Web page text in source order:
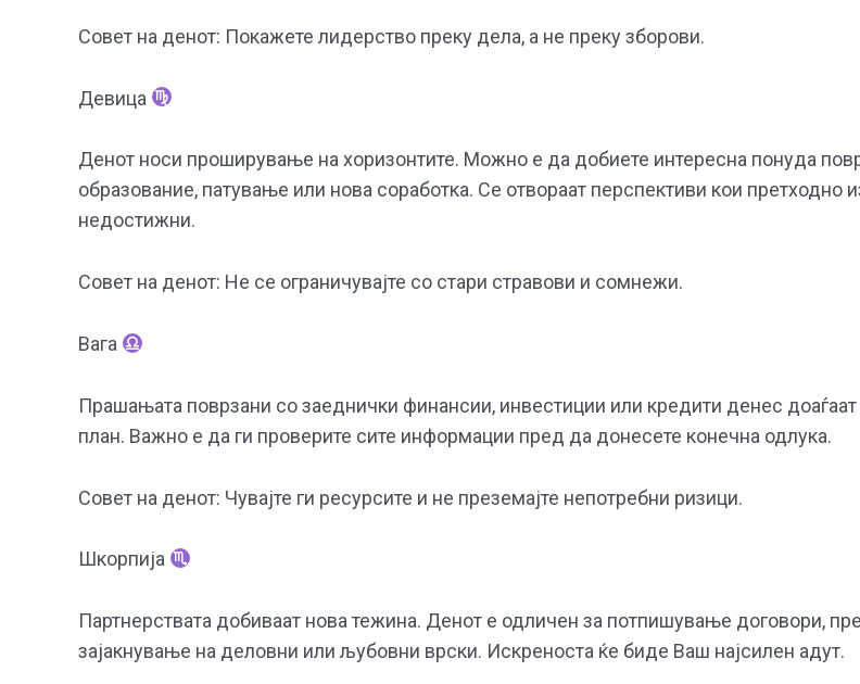
Совет на денот: Покажете лидерство преку дела, а не преку зборови.
Девица
Денот носи проширување на хоризонтите. Можно е да добиете интересна понуда
образование, патување или нова соработка. Се отвораат перспективи кои претходно
недостижни.
Совет на денот: Не се ограничувајте со стари стравови и сомнежи.
Вага
Прашањата поврзани со заеднички финансии, инвестиции или кредити денес
план. Важно е да ги проверите сите информации пред да донесете конечна одлука.
Совет на денот: Чувајте ги ресурсите и не преземајте непотребни ризици.
Шкорпија
Партнерствата добиваат нова тежина. Денот е одличен за потпишување договори,
зајакнување на деловни или љубовни врски. Искреноста ќе биде Ваш најсилен адут.